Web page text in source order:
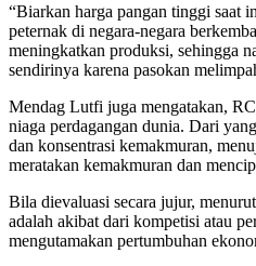
“Biarkan harga pangan tinggi saat
peternak di negara-negara
meningkatkan produksi, sehingga
sendirinya karena pasokan
Mendag Lutfi juga mengatakan,
niaga perdagangan dunia. Dari
dan konsentrasi kemakmuran,
meratakan kemakmuran dan
Bila dievaluasi secara jujur,
adalah akibat dari kompetisi atau
mengutamakan pertumbuhan